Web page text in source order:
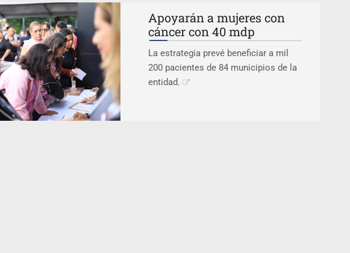
Apoyarán a mujeres con
cáncer con 40 mdp
La estrategia prevé beneficiar a mil
200 pacientes de 84 municipios de la
entidad.